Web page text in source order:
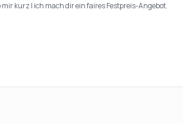
kurz | ich mach dir ein faires Festpreis-Angebot.